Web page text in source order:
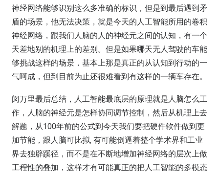
神经网络能够识别这么多准确的标识，但是到最后遇到矛
盾的场景，他无法决策，就是今天的人工智能所用的卷积
神经网络，跟我们人脑的人的神经元之间的认知，有一个
天差地别的机理上的差别。但是如果哪天无人驾驶的车能
够挑战这样的场景，基本上那是真正的从认知到行动的一
气呵成，但到目前为止还很难看到有这样的一辆车存在。
闵万里最后总结，人工智能最底层的原理就是人脑怎么工
作，人脑的神经元是怎样协同调节控制，然后从机理上去
解题，从100年前的公式到今天我们要把硬件软件做到更
加节能，跟人脑可比拟, 有可能倒逼着整个学术界和工业
界去独辟蹊径，而不是在不断地增加神经网络的层次上做
工程性的叠加，这样才有可能真正的把人工智能的多模态